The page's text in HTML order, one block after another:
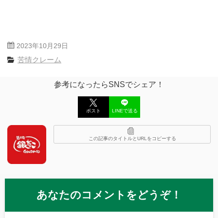
2023年10月29日
苦情クレーム
参考になったらSNSでシェア！
ポスト LINEで送る
この記事のタイトルとURLをコピーする
あなたのコメントをどうぞ！